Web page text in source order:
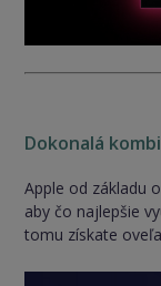
Dokonalá
Apple od základu
aby čo najlepšie
tomu získate